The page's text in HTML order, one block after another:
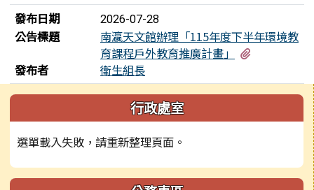
發布日期
2026-07-28
公告標題
南瀛天文館辦理「115年度下半年環境教
育課程戶外教育推廣計畫」
發布者
衛生組長
左邊區域內容 行政處室
選單載入失敗，請重新整理頁面。